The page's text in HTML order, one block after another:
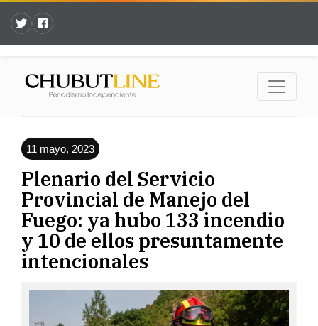
11 mayo, 2023
Plenario del Servicio
Provincial de Manejo del
Fuego: ya hubo 133 incendio
y 10 de ellos presuntamente
intencionales